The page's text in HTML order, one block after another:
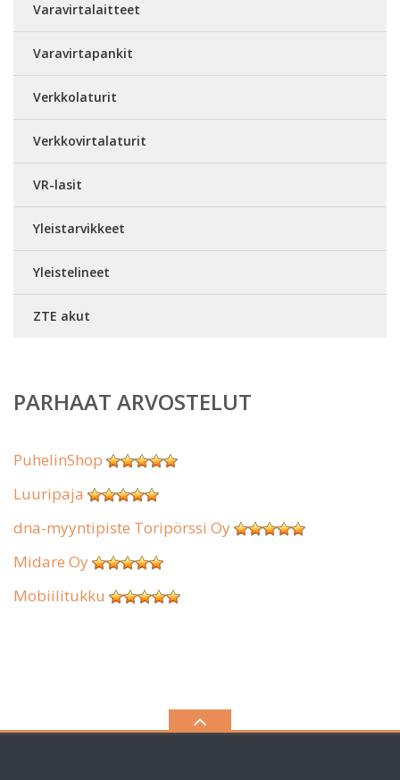
Varavirtalaitteet
Varavirtapankit
Verkkolaturit
Verkkovirtalaturit
VR-lasit
Yleistarvikkeet
Yleistelineet
ZTE akut
PARHAAT ARVOSTELUT
PuhelinShop
Luuripaja
dna-myyntipiste Toripörssi Oy
Midare Oy
Mobiilitukku